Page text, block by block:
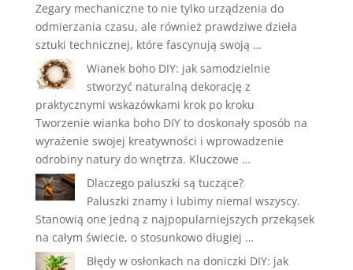
Zegary mechaniczne to nie tylko urządzenia do
odmierzania czasu, ale również prawdziwe dzieła
sztuki technicznej, które fascynują swoją …
Wianek boho DIY: jak samodzielnie
stworzyć naturalną dekorację z
praktycznymi wskazówkami krok po kroku
Tworzenie wianka boho DIY to doskonały sposób na
wyrażenie swojej kreatywności i wprowadzenie
odrobiny natury do wnętrza. Kluczowe …
Dlaczego paluszki są tuczące?
Paluszki znamy i lubimy niemal wszyscy.
Stanowią one jedną z najpopularniejszych przekąsek
na całym świecie, o stosunkowo długiej …
Błędy w osłonkach na doniczki DIY: jak